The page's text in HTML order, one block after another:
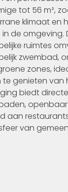
tot 56 m²,
klimaat en
de omgeving.
ruimtes
zwembad,
zones,
genieten van
biedt
aan
van